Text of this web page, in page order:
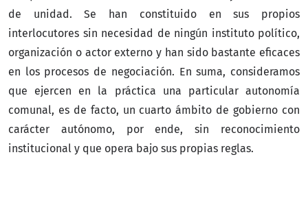
de unidad. Se han constituido en sus propios
interlocutores sin necesidad de ningún instituto político,
organización o actor externo y han sido bastante eficaces
en los procesos de negociación. En suma, consideramos
que ejercen en la práctica una particular autonomía
comunal, es de facto, un cuarto ámbito de gobierno con
carácter autónomo, por ende, sin reconocimiento
institucional y que opera bajo sus propias reglas.